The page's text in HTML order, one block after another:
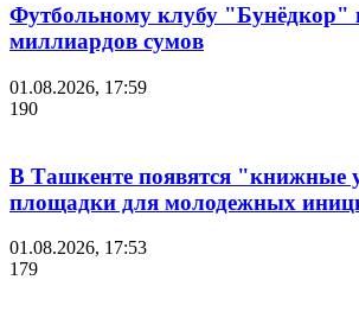
Футбольному клубу "Бунёдкор"
миллиардов сумов
01.08.2026, 17:59
190
В Ташкенте появятся "книжные
площадки для молодежных
01.08.2026, 17:53
179